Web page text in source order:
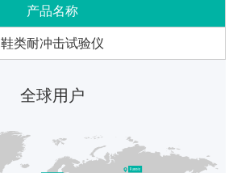
产品名称
鞋类耐冲击试验仪
全球用户